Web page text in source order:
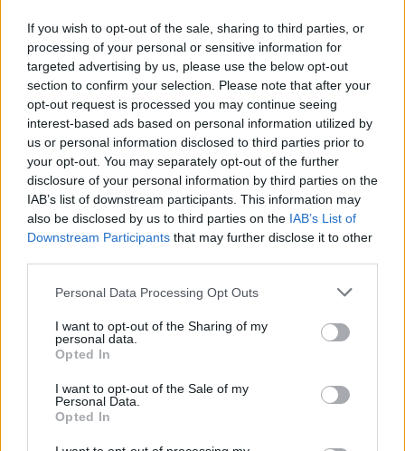
If you wish to opt-out of the sale, sharing to third parties, or
processing of your personal or sensitive information for
targeted advertising by us, please use the below opt-out
section to confirm your selection. Please note that after your
opt-out request is processed you may continue seeing
interest-based ads based on personal information utilized by
us or personal information disclosed to third parties prior to
your opt-out. You may separately opt-out of the further
disclosure of your personal information by third parties on the
IAB’s list of downstream participants. This information may
also be disclosed by us to third parties on the IAB’s List of
Downstream Participants that may further disclose it to other
Personal Data Processing Opt Outs
I want to opt-out of the Sharing of my
personal data.
Opted In
I want to opt-out of the Sale of my
Personal Data.
Opted In
correspondientes.
Comentarios (0)
LO MÁS LEÍDO
¿EN QUÉ MOMENTO DEJAMOS DE SER
HUMANOS?. Por Maite de Vera Cabrera
Vuelca una hormigonera en Lajares